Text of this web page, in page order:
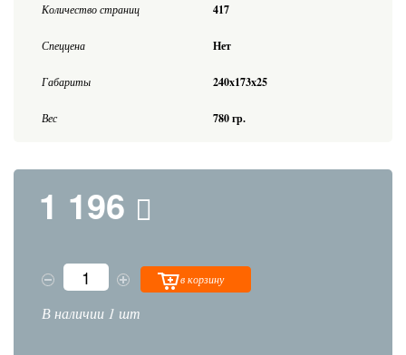
Количество страниц 417
Спеццена Нет
Габариты 240x173x25
Вес 780 гр.
1 196
в корзину
В наличии 1 шт